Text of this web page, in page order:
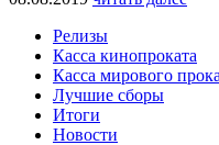
Релизы
Касса кинопроката
Касса мирового
Лучшие сборы
Итоги
Новости